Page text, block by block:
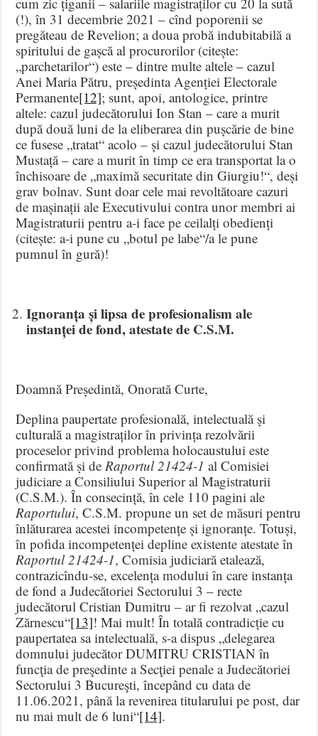
(!), în 31 decembrie 2021 – cînd poporenii se
pregăteau de Revelion; a doua probă indubitabilă a
spiritului de gașcă al procurorilor (citește:
„parchetarilor“) este – dintre multe altele – cazul
Anei Maria Pătru, președinta Agenției Electorale
Permanente[12]; sunt, apoi, antologice, printre
altele: cazul judecătorului Ion Stan – care a murit
după două luni de la eliberarea din pușcărie de bine
ce fusese „tratat“ acolo – și cazul judecătorului Stan
Mustață – care a murit în timp ce era transportat la o
închisoare de „maximă securitate din Giurgiu!“, deși
grav bolnav. Sunt doar cele mai revoltătoare cazuri
de mașinații ale Executivului contra unor membri ai
Magistraturii pentru a-i face pe ceilalți obedienți
(citește: a-i pune cu „botul pe labe“/a le pune
pumnul în gură)!
Ignoranța și lipsa de profesionalism ale
instanței de fond, atestate de C.S.M.
Doamnă Președintă, Onorată Curte,
Deplina paupertate profesională, intelectuală și
culturală a magistraților în privința rezolvării
proceselor privind problema holocaustului este
confirmată și deRaportul 21424-1 al Comisiei
judiciare a Consiliului Superior al Magistraturii
(C.S.M.). În consecință, în cele 110 pagini ale
Raportului, C.S.M. propune un set de măsuri pentru
înlăturarea acestei incompetențe și ignoranțe. Totuși,
în pofida incompetenței depline existente atestate în
Raportul 21424-1, Comisia judiciară etalează,
contrazicîndu-se, excelența modului în care instanța
de fond a Judecătoriei Sectorului 3 – recte
judecătorul Cristian Dumitru – ar fi rezolvat „cazul
Zărnescu“[13]! Mai mult! În totală contradicție cu
paupertatea sa intelectuală, s-a dispus „delegarea
domnului judecător DUMITRU CRISTIAN în
funcţia de preşedinte a Secţiei penale a Judecătoriei
Sectorului 3 Bucureşti, începând cu data de
11.06.2021, până la revenirea titularului pe post, dar
nu mai mult de 6 luni“[14].